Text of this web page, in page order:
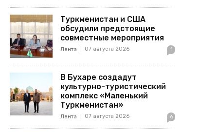
Туркменистан и США
обсудили предстоящие
совместные мероприятия
Лента 07 августа 2026 1
В Бухаре создадут
культурно-туристический
комплекс «Маленький
Туркменистан»
Лента 07 августа 2026 6